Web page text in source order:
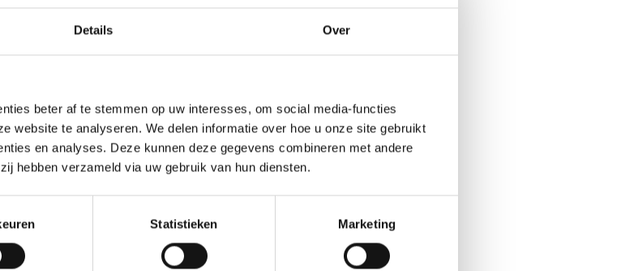
Details Over
beter af te stemmen op uw interesses, om social media-functies
website te analyseren. We delen informatie over hoe u onze site gebruikt
en analyses. Deze kunnen deze gegevens combineren met andere
hebben verzameld via uw gebruik van hun diensten.
Statistieken Marketing
die tegen een beetje regen en
en teakhout zijn hier ideaal
hebben. Zo hoef je je geen
niet naar binnen kunt halen.
en weerbestendig, waardoor
herfst.Ontdek jouw ideale
3 werkdagen al van een